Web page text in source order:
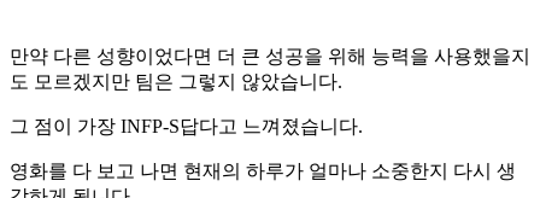
만약 다른 성향이었다면 더 큰 성공을 위해 능력을 사용했을지
도 모르겠지만 팀은 그렇지 않았습니다.
그 점이 가장 INFP-S답다고 느껴졌습니다.
영화를 다 보고 나면 현재의 하루가 얼마나 소중한지 다시 생